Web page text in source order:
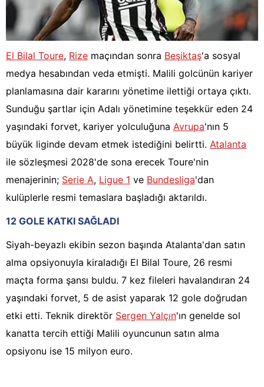
El Bilal Toure, Rize maçından sonra Beşiktaş'a sosyal
medya hesabından veda etmişti. Malili golcünün kariyer
planlamasına dair kararını yönetime ilettiği ortaya çıktı.
Sunduğu şartlar için Adalı yönetimine teşekkür eden 24
yaşındaki forvet, kariyer yolculuğuna Avrupa'nın 5
büyük liginde devam etmek istediğini belirtti. Atalanta
ile sözleşmesi 2028'de sona erecek Toure'nin
menajerinin; Serie A, Ligue 1 ve Bundesliga'dan
kulüplerle resmi temaslara başladığı aktarıldı.
12 GOLE KATKI SAĞLADI
Siyah-beyazlı ekibin sezon başında Atalanta'dan satın
alma opsiyonuyla kiraladığı El Bilal Toure, 26 resmi
maçta forma şansı buldu. 7 kez fileleri havalandıran 24
yaşındaki forvet, 5 de asist yaparak 12 gole doğrudan
etki etti. Teknik direktör Sergen Yalçın'ın genelde sol
kanatta tercih ettiği Malili oyuncunun satın alma
opsiyonu ise 15 milyon euro.